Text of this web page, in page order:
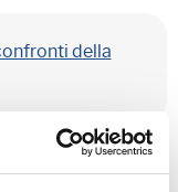
della